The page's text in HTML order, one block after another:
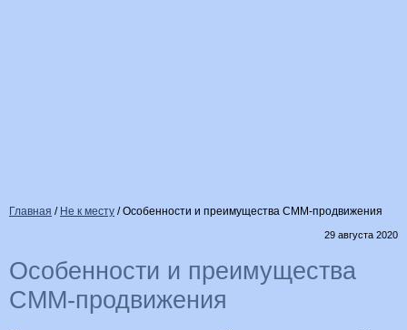
Главная / Не к месту /Особенности и преимущества СММ-продвижения
29 августа 2020
Особенности и преимущества
СММ-продвижения